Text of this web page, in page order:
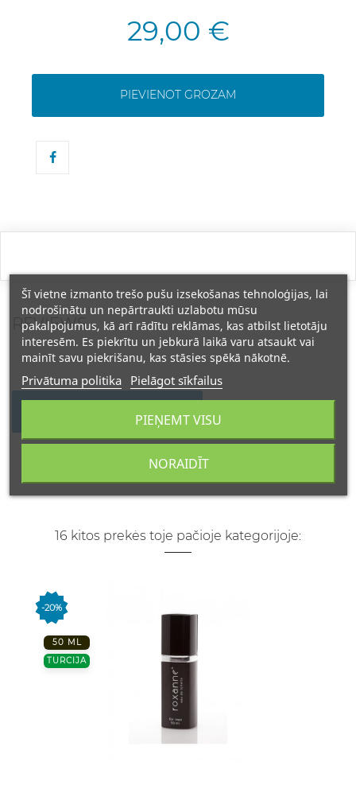
29,00 €
PIEVIENOT GROZAM
REVIEWS
16 kitos prekės toje pačioje kategorijoje:
-20%
50 ML
TURCIJA
Šī vietne izmanto trešo pušu izsekošanas tehnoloģijas, lai
nodrošinātu un nepārtraukti uzlabotu mūsu
pakalpojumus, kā arī rādītu reklāmas, kas atbilst lietotāju
interesēm. Es piekrītu un jebkurā laikā varu atsaukt vai
mainīt savu piekrišanu, kas stāsies spēkā nākotnē.
Privātuma politika Pielāgot sīkfailus
NORAIDĪT
PIEŅEMT VISU